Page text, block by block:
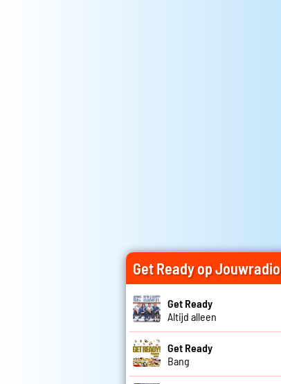
Get Ready op Jouwradio
Get Ready
Altijd alleen
Get Ready
Bang